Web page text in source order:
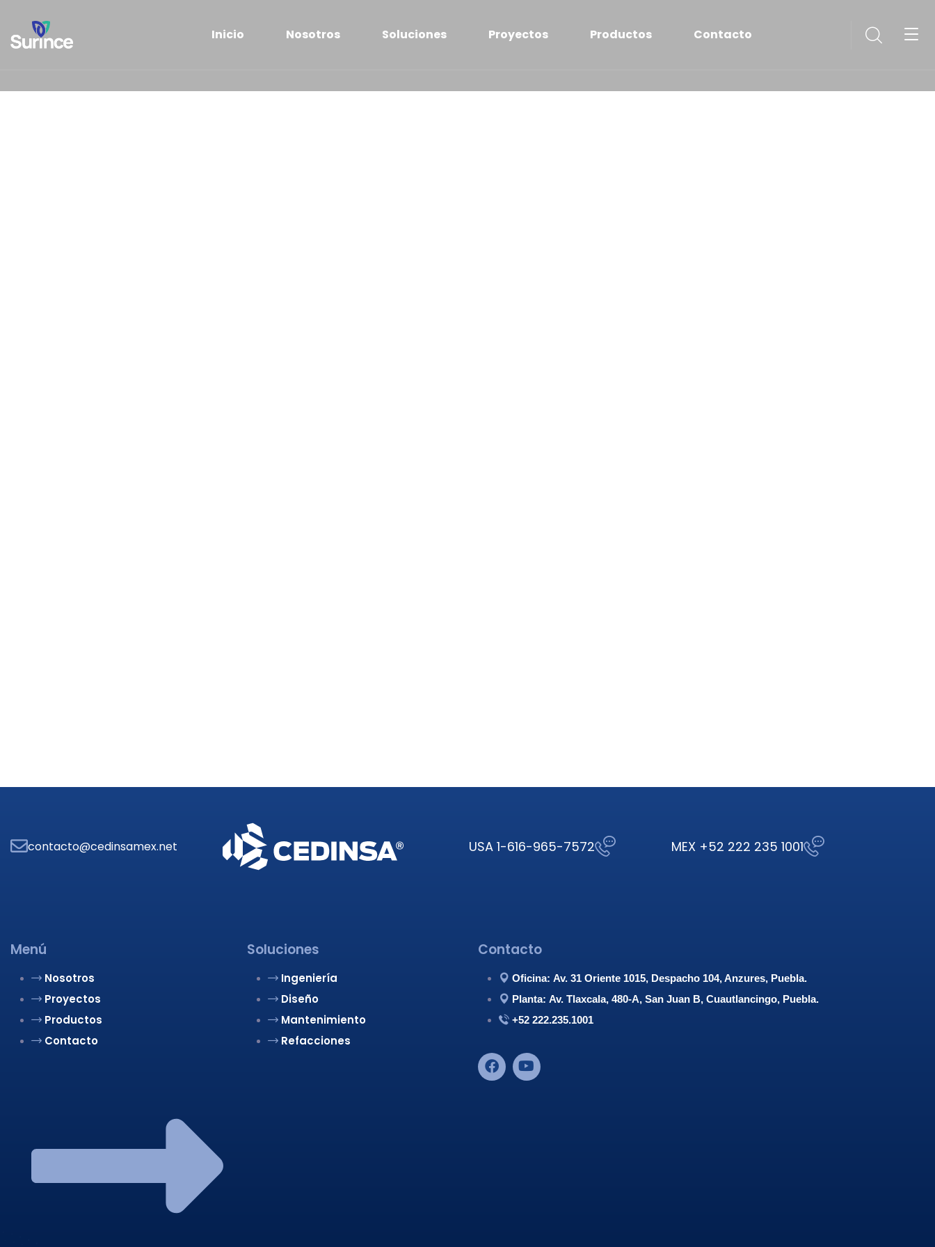
Inicio Nosotros Soluciones Proyectos Productos Contacto
contacto@cedinsamex.net USA 1-616-965-7572 MEX +52 222 235 1001
Menú
Nosotros
Proyectos
Productos
Contacto
Soluciones
Ingeniería
Diseño
Mantenimiento
Refacciones
Contacto
Oficina: Av. 31 Oriente 1015, Despacho 104, Anzures, Puebla.
Planta: Av. Tlaxcala, 480-A, San Juan B, Cuautlancingo, Puebla.
+52 222.235.1001